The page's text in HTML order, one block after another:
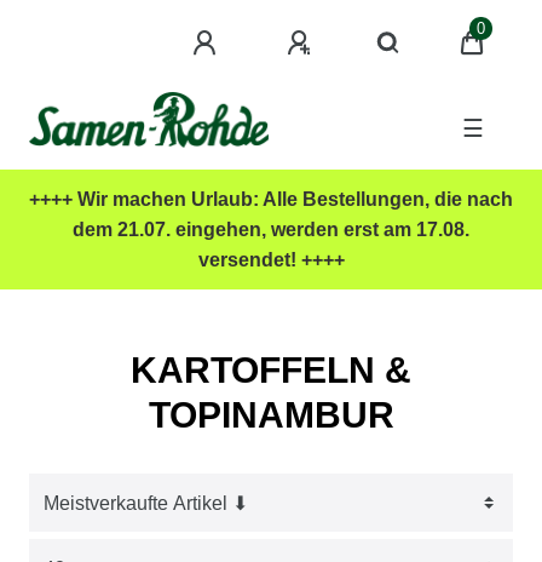
0
☰
++++ Wir machen Urlaub: Alle Bestellungen, die nach
dem 21.07. eingehen, werden erst am 17.08.
versendet! ++++
KARTOFFELN &
TOPINAMBUR